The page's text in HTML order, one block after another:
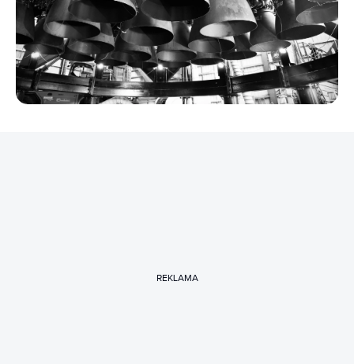
REKLAMA